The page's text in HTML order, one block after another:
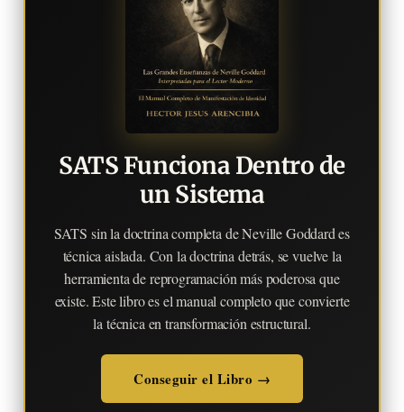
SATS Funciona Dentro de
un Sistema
SATS sin la doctrina completa de Neville Goddard es
técnica aislada. Con la doctrina detrás, se vuelve la
herramienta de reprogramación más poderosa que
existe. Este libro es el manual completo que convierte
la técnica en transformación estructural.
Conseguir el Libro →